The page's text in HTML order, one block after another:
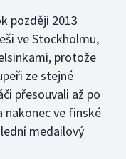
později 2013
ve Stockholmu,
protože
ze stejné
přesouvali až po
nakonec ve finské
medailový